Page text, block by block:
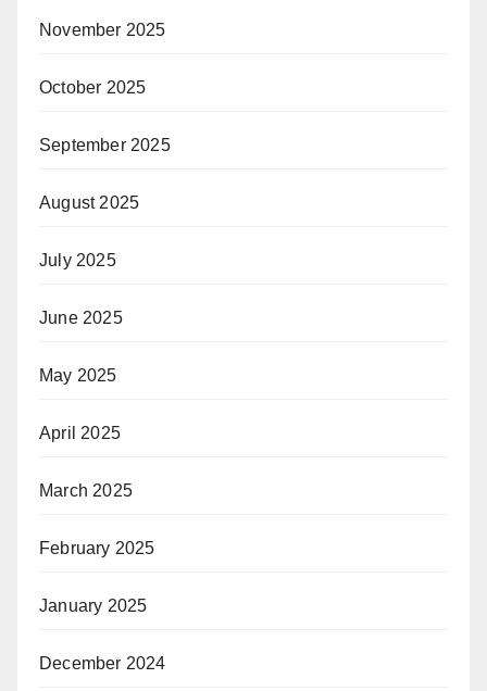
November 2025
October 2025
September 2025
August 2025
July 2025
June 2025
May 2025
April 2025
March 2025
February 2025
January 2025
December 2024